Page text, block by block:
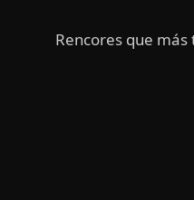
Rencores que